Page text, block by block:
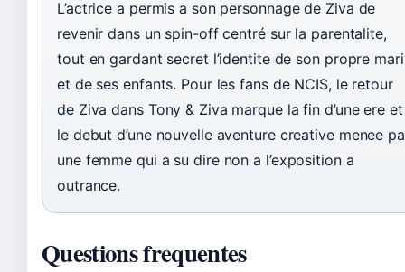
L’actrice a permis a son personnage de Ziva de
revenir dans un spin-off centré sur la parentalite,
tout en gardant secret l’identite de son propre mari
et de ses enfants. Pour les fans de NCIS, le retour
de Ziva dans Tony & Ziva marque la fin d’une ere et
le debut d’une nouvelle aventure creative menee
une femme qui a su dire non a l’exposition a
outrance.
Questions frequentes